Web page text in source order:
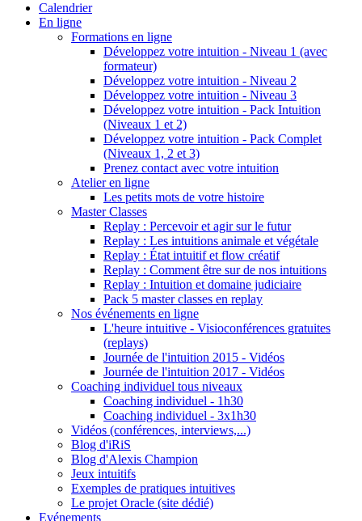
Calendrier
En ligne
Formations en ligne
Développez votre intuition - Niveau 1 (avec
formateur)
Développez votre intuition - Niveau 2
Développez votre intuition - Niveau 3
Développez votre intuition - Pack Intuition
(Niveaux 1 et 2)
Développez votre intuition - Pack Complet
(Niveaux 1, 2 et 3)
Prenez contact avec votre intuition
Atelier en ligne
Les petits mots de votre histoire
Master Classes
Replay : Percevoir et agir sur le futur
Replay : Les intuitions animale et végétale
Replay : État intuitif et flow créatif
Replay : Comment être sur de nos intuitions
Replay : Intuition et domaine judiciaire
Pack 5 master classes en replay
Nos événements en ligne
L'heure intuitive - Visioconférences gratuites
(replays)
Journée de l'intuition 2015 - Vidéos
Journée de l'intuition 2017 - Vidéos
Coaching individuel tous niveaux
Coaching individuel - 1h30
Coaching individuel - 3x1h30
Vidéos (conférences, interviews,...)
Blog d'iRiS
Blog d'Alexis Champion
Jeux intuitifs
Exemples de pratiques intuitives
Le projet Oracle (site dédié)
Evénements